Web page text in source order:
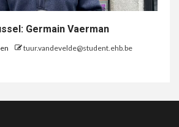
Germain Vaerman
tuur.vandevelde@student.ehb.be